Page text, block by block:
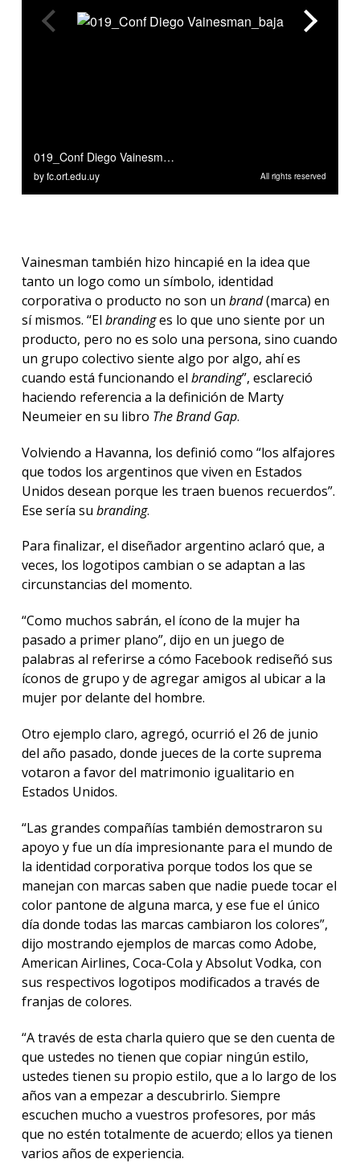
Vainesman también hizo hincapié en la idea que
tanto un logo como un símbolo, identidad
corporativa o producto no son un brand(marca) en
sí mismos. “El brandinges lo que uno siente por un
producto, pero no es solo una persona, sino cuando
un grupo colectivo siente algo por algo, ahí es
cuando está funcionando el branding”, esclareció
haciendo referencia a la definición de Marty
Neumeier en su libro The Brand Gap.
Volviendo a Havanna, los definió como “los alfajores
que todos los argentinos que viven en Estados
Unidos desean porque les traen buenos recuerdos”.
Ese sería su branding.
Para finalizar, el diseñador argentino aclaró que, a
veces, los logotipos cambian o se adaptan a las
circunstancias del momento.
“Como muchos sabrán, el ícono de la mujer ha
pasado a primer plano”, dijo en un juego de
palabras al referirse a cómo Facebook rediseñó sus
íconos de grupo y de agregar amigos al ubicar a la
mujer por delante del hombre.
Otro ejemplo claro, agregó, ocurrió el 26 de junio
del año pasado, donde jueces de la corte suprema
votaron a favor del matrimonio igualitario en
Estados Unidos.
“Las grandes compañías también demostraron su
apoyo y fue un día impresionante para el mundo de
la identidad corporativa porque todos los que se
manejan con marcas saben que nadie puede tocar el
color pantone de alguna marca, y ese fue el único
día donde todas las marcas cambiaron los colores”,
dijo mostrando ejemplos de marcas como Adobe,
American Airlines, Coca-Cola y Absolut Vodka, con
sus respectivos logotipos modificados a través de
franjas de colores.
“A través de esta charla quiero que se den cuenta de
que ustedes no tienen que copiar ningún estilo,
ustedes tienen su propio estilo, que a lo largo de los
años van a empezar a descubrirlo. Siempre
escuchen mucho a vuestros profesores, por más
que no estén totalmente de acuerdo; ellos ya tienen
varios años de experiencia.